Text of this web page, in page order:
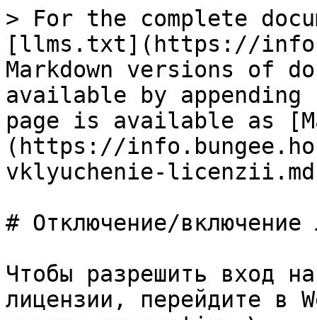
> For the complete
[llms.txt](https://
Markdown versions of
available by
page is available as
(https://
vklyuchenie-
# Отключение/включение
Чтобы разрешить вход
лицензии, перейдите в